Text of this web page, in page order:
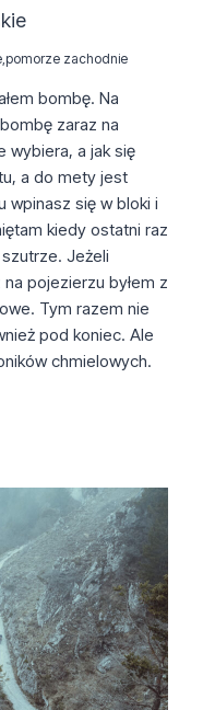
pomorze zachodnie
bombę. Na
zaraz na
wybiera, a jak się
a do mety jest
wpinasz się w bloki i
kiedy ostatni raz
szutrze. Jeżeli
pojezierzu byłem z
Tym razem nie
pod koniec. Ale
chmielowych.